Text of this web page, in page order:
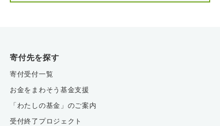
寄付先を探す
寄付受付一覧
お金をまわそう基金支援
「わたしの基金」のご案内
受付終了プロジェクト